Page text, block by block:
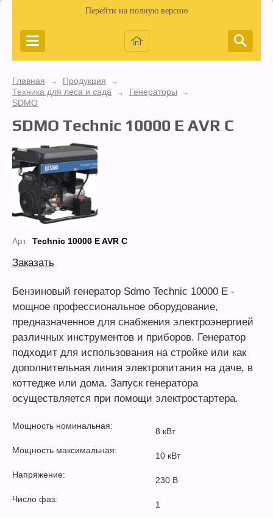
Перейти на полную версию
Главная → Продукция →
Техника для леса и сада → Генераторы →
SDMO
SDMO Technic 10000 E AVR C
Арт. Technic 10000 E AVR C
Заказать
Бензиновый генератор Sdmo Technic 10000 E -
мощное профессиональное оборудование,
предназначенное для снабжения электроэнергией
различных инструментов и приборов. Генератор
подходит для использования на стройке или как
дополнительная линия электропитания на даче, в
коттедже или дома. Запуск генератора
осуществляется при помощи электростартера.
Мощность номинальная:
8 кВт
Мощность максимальная:
10 кВт
Напряжение:
230 В
Число фаз:
1